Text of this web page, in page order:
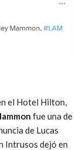
el Hotel Hilton,
fue una de
de Lucas
Intrusos dejó en